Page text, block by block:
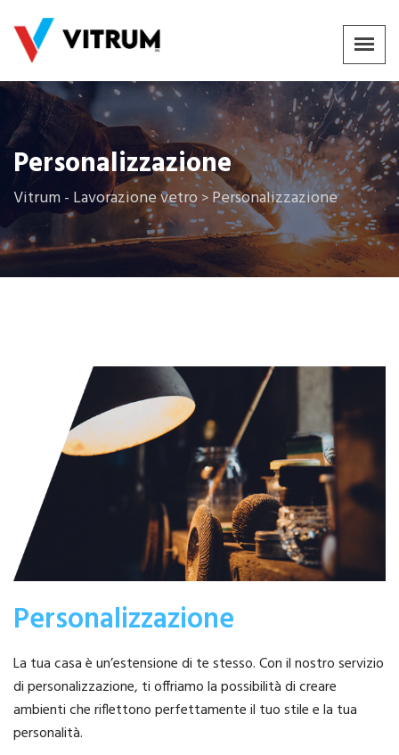
Personalizzazione
Vitrum - Lavorazione vetro >Personalizzazione
Personalizzazione
La tua casa è un’estensione di te stesso. Con il nostro servizio
di personalizzazione, ti offriamo la possibilità di creare
ambienti che riflettono perfettamente il tuo stile e la tua
personalità.